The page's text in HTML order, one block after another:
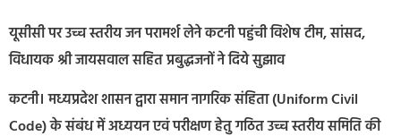
यूसीसी पर उच्च स्तरीय जन परामर्श लेने कटनी पहुंची विशेष टीम, सांसद,
विधायक श्री जायसवाल सहित प्रबुद्धजनों ने दिये सुझाव
कटनी। मध्यप्रदेश शासन द्वारा समान नागरिक संहिता (Uniform Civil
Code) के संबंध में अध्ययन एवं परीक्षण हेतु गठित उच्च स्तरीय समिति की